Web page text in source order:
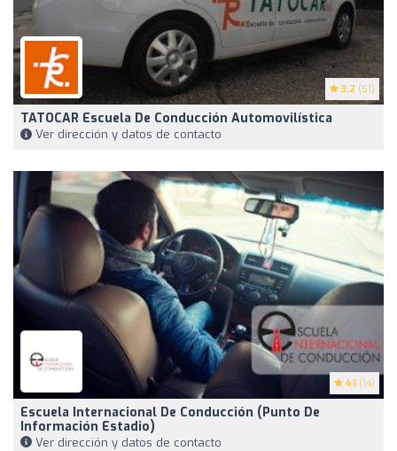
3.2 (51)
TATOCAR Escuela De Conducción Automovilística
Ver dirección y datos de contacto
4.1 (14)
Escuela Internacional De Conducción (punto De
Información Estadio)
Ver dirección y datos de contacto